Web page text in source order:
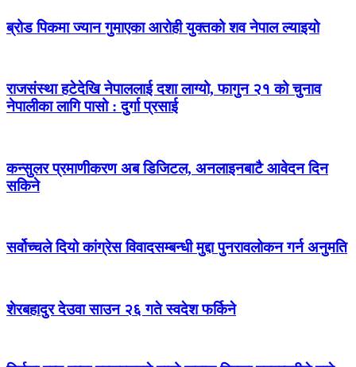
ब्रोड पिकमा ज्यान गुमाएका आरोही युक्तको शव नेपाल ल्याइयो
राजसंस्था हटेदेखि नेपाललाई दशा लाग्यो, फागुन २१ को चुनाव
नेपालीका लागि पासो : दुर्गा प्रसाई
कन्सुलर प्रमाणीकरण अब डिजिटल, अनलाइनबाटै आवेदन दिन
सकिने
सर्वोच्चले दियो कांग्रेस विवादसम्बन्धी मुद्दा पुनरावलोकन गर्न अनुमति
शेरबहादुर देउवा साउन २६ गते स्वदेश फर्किने